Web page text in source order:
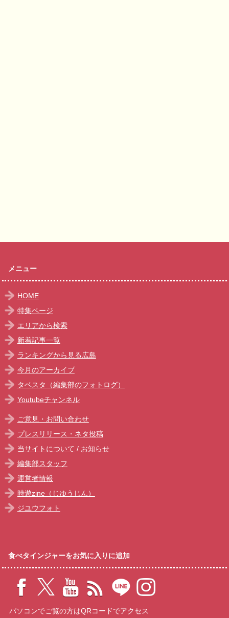
メニュー
HOME
特集ページ
エリアから検索
新着記事一覧
ランキングから見る広島
今月のアーカイブ
タベスタ（編集部のフォトログ）
Youtubeチャンネル
ご意見・お問い合わせ
プレスリリース・ネタ投稿
当サイトについて / お知らせ
編集部スタッフ
運営者情報
時遊zine（じゆうじん）
ジユウフォト
食べタインジャーをお気に入りに追加
パソコンでご覧の方はQRコードでアクセス